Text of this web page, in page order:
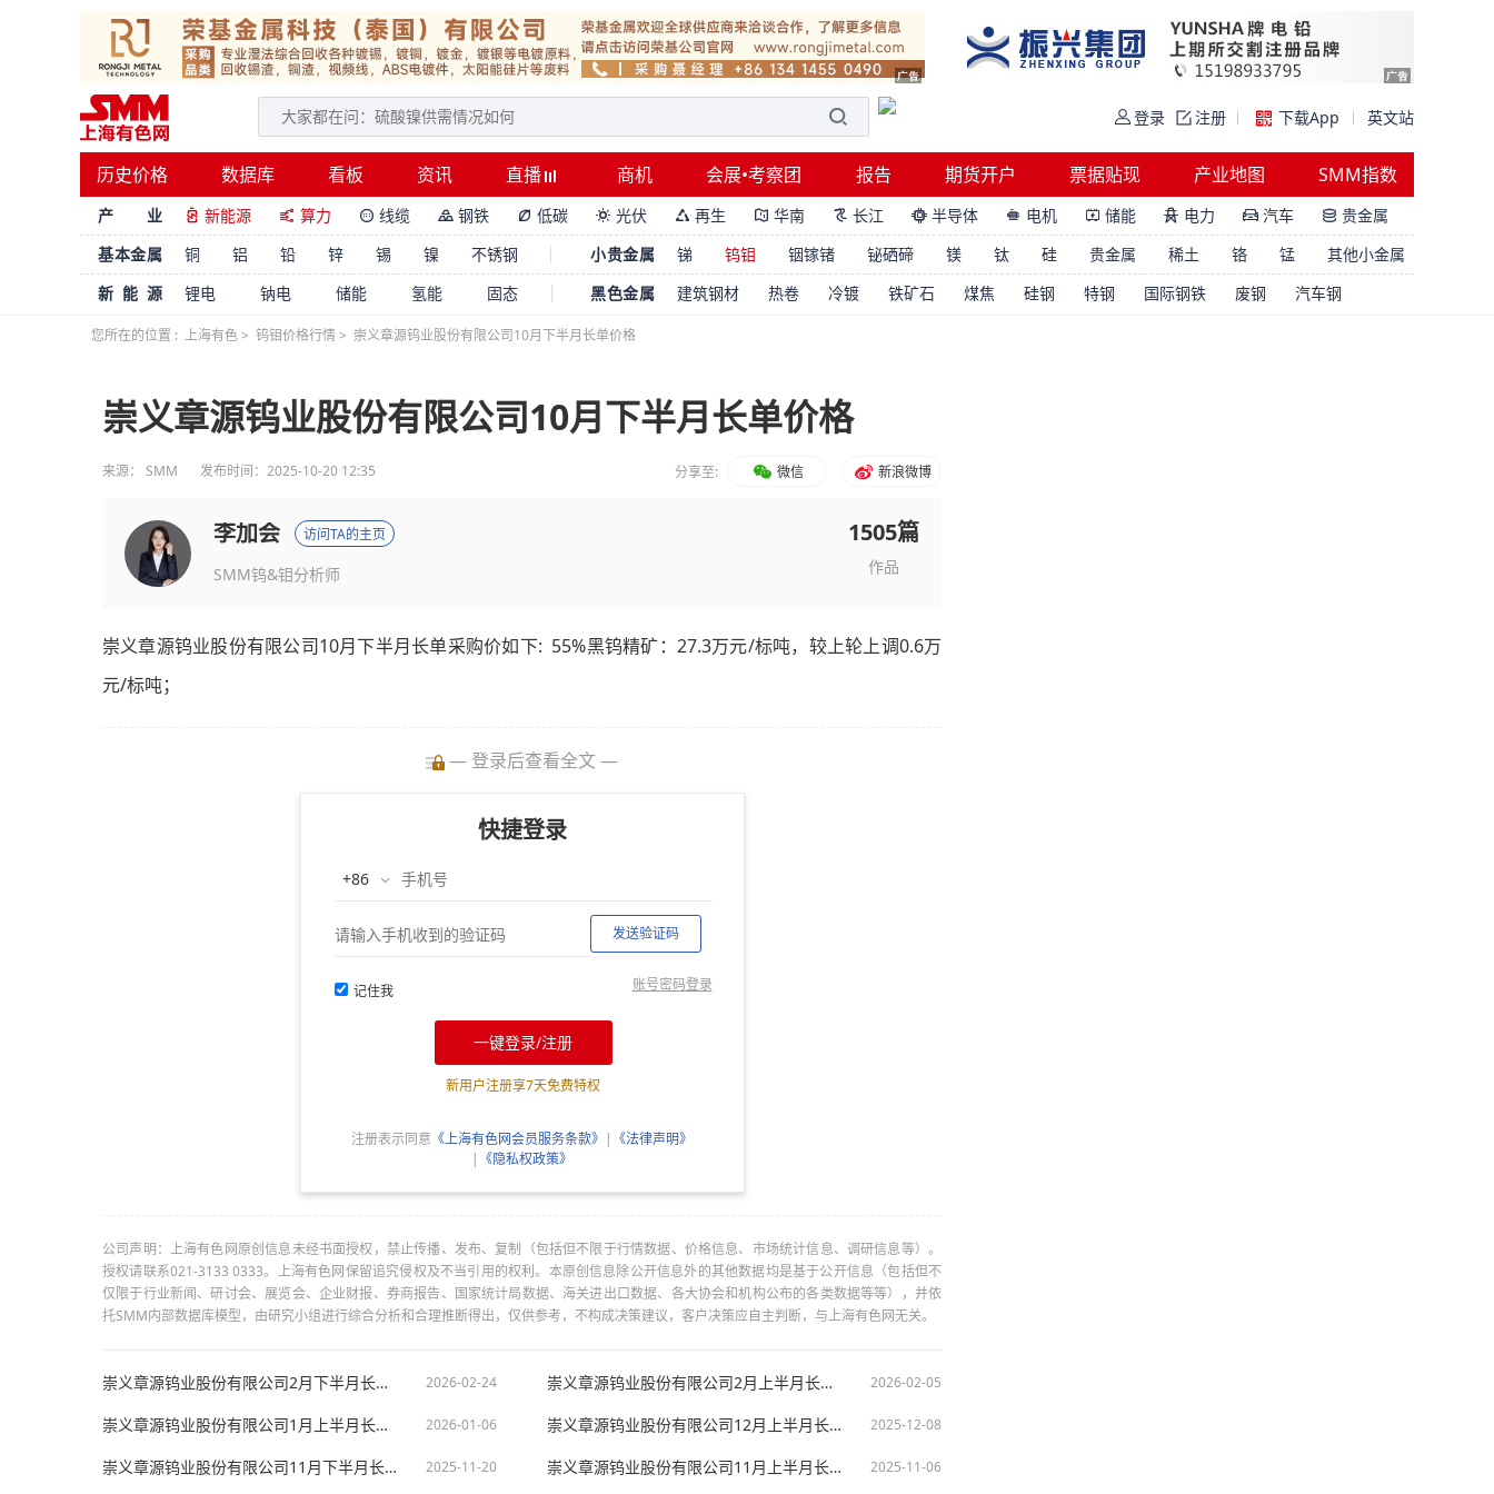
登录 注册 下载App 英文站
历史价格 数据库 看板 资讯 直播 商机 会展•考察团 报告 期货开户 票据贴现 产业地图 SMM指数
产 业  新能源  算力  线缆  钢铁  低碳  光伏  再生  华南  长江  半导体  电机  储能  电力  汽车  贵金属
基本金属
铜 铝 铅 锌 锡 镍 不锈钢 小贵金属 锑 钨钼 铟镓锗 铋硒碲 镁 钛 硅 贵金属 稀土 铬 锰
其他小金属
新能源
锂电 钠电 储能 氢能 固态 黑色金属 建筑钢材 热卷 冷镀 铁矿石 煤焦 硅钢 特钢 国际钢铁 废钢 汽车钢
您所在的位置 : 上海有色> 钨钼价格行情> 崇义章源钨业股份有限公司10月下半月长单价格
崇义章源钨业股份有限公司10月下半月长单价格
来源： SMM 发布时间：2025-10-20 12:35 分享至: 微信 新浪微博
李加会 访问TA的主页
SMM钨&钼分析师
1505篇
作品
崇义章源钨业股份有限公司10月下半月长单采购价如下: 55%黑钨精矿：27.3万元/标吨，较上轮上调0.6万
元/标吨；
— 登录后查看全文 —
快捷登录
发送验证码
记住我 账号密码登录
一键登录/注册
新用户注册享7天免费特权
注册表示同意 《上海有色网会员服务条款》 | 《法律声明》
| 《隐私权政策》
公司声明：上海有色网原创信息未经书面授权，禁止传播、发布、复制（包括但不限于行情数据、价格信息、市场统计信息、调研信息等）。
授权请联系021-3133 0333。上海有色网保留追究侵权及不当引用的权利。本原创信息除公开信息外的其他数据均是基于公开信息（包括但不
仅限于行业新闻、研讨会、展览会、企业财报、券商报告、国家统计局数据、海关进出口数据、各大协会和机构公布的各类数据等等），并依
托SMM内部数据库模型，由研究小组进行综合分析和合理推断得出，仅供参考，不构成决策建议，客户决策应自主判断，与上海有色网无关。
崇义章源钨业股份有限公司2月下半月长单价格 2026-02-24 崇义章源钨业股份有限公司2月上半月长单价格 2026-02-05
崇义章源钨业股份有限公司1月上半月长单价格 2026-01-06 崇义章源钨业股份有限公司12月上半月长单价格 2025-12-08
崇义章源钨业股份有限公司11月下半月长单价格 2025-11-20 崇义章源钨业股份有限公司11月上半月长单价格 2025-11-06